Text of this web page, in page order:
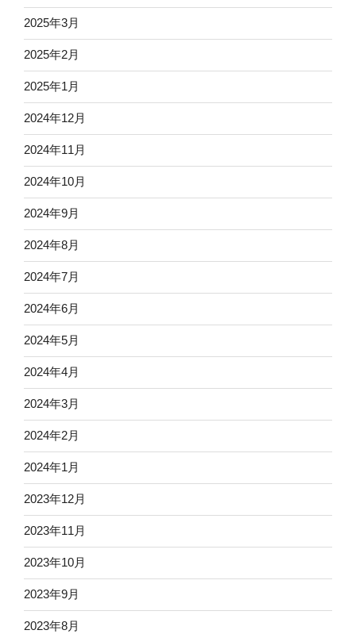
2025年3月
2025年2月
2025年1月
2024年12月
2024年11月
2024年10月
2024年9月
2024年8月
2024年7月
2024年6月
2024年5月
2024年4月
2024年3月
2024年2月
2024年1月
2023年12月
2023年11月
2023年10月
2023年9月
2023年8月